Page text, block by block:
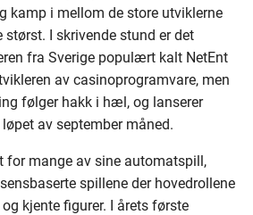
kamp i mellom de store utviklerne
I skrivende stund er det
fra Sverige populært kalt NetEnt
av casinoprogramvare, men
følger hakk i hæl, og lanserer
av september måned.
for mange av sine automatspill,
spillene der hovedrollene
kjente figurer. I årets første